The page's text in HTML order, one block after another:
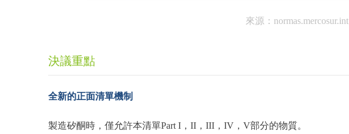
來源：normas.mercosur.int
決議重點
全新的正面清單機制
製造矽酮時，僅允許本清單Part I，II，III，IV，V部分的物質。